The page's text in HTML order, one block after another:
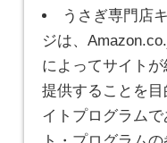
うさぎ専門店
ジは、
によってサイト
提供することを
イトプログラム